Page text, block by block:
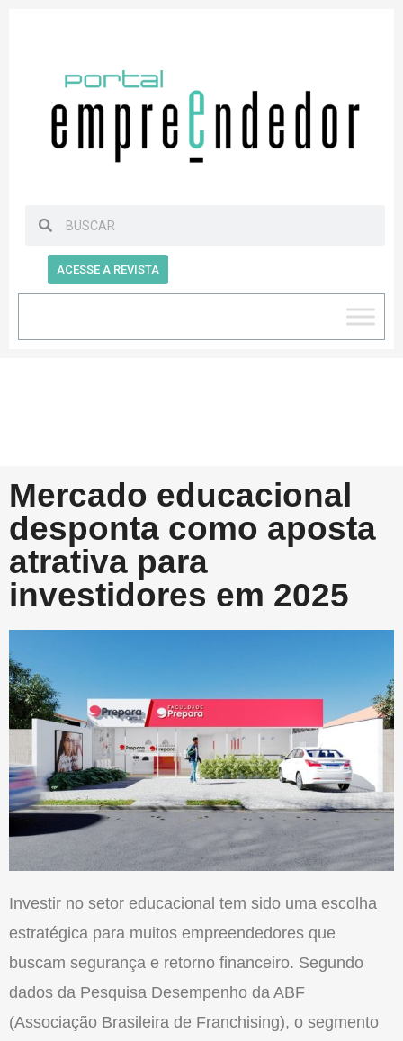
ACESSE A REVISTA
Mercado educacional
desponta como aposta
atrativa para
investidores em 2025
Investir no setor educacional tem sido uma escolha
estratégica para muitos empreendedores que
buscam segurança e retorno financeiro. Segundo
dados da Pesquisa Desempenho da ABF
(Associação Brasileira de Franchising), o segmento